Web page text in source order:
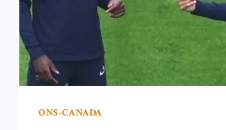
TEGEN
AUGER-
ALIASSIME
ONS-CANADA